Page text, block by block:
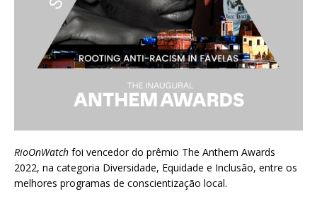
RioOnWatch foi vencedor do prêmio The Anthem Awards
2022, na categoria Diversidade, Equidade e Inclusão, entre os
melhores programas de conscientização local.